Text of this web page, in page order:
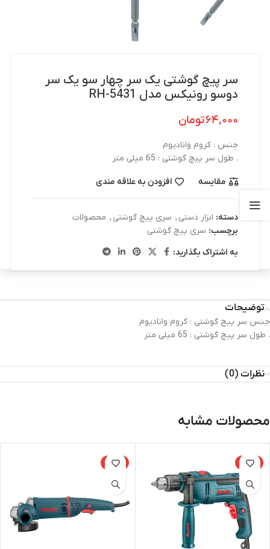
سر پیچ گوشتی یک سر چهار سو یک سر
دوسو رونیکس مدل RH-5431
۶۴,۰۰۰تومان
جنس : کروم وانادیوم
. طول سر پیچ گوشتی : 65 میلی متر
مقایسه افزودن به علاقه مندی
دسته: ابزار دستی , سری پیچ گوشتی , محصولات
برچسب: سری پیچ گوشتی
به اشتراک بگذارید:
توضیحات
جنس سر پیچ گوشتی : کروم وانادیوم
. طول سر پیچ گوشتی : 65 میلی متر
نظرات (0)
محصولات مشابه
-15%
-15%